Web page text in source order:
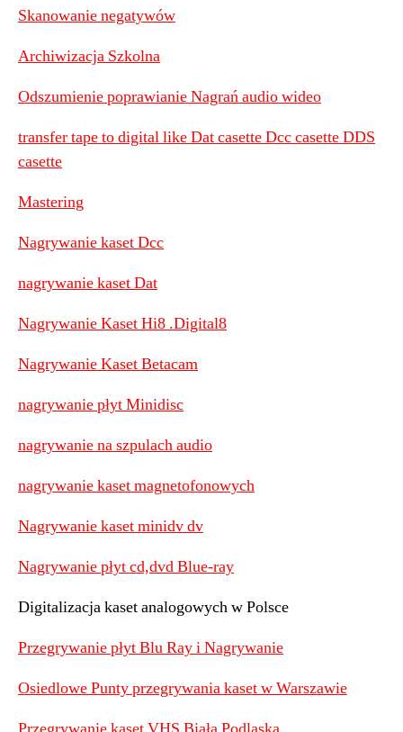
Skanowanie negatywów
Archiwizacja Szkolna
Odszumienie poprawianie Nagrań audio wideo
transfer tape to digital like Dat casette Dcc casette DDS
casette
Mastering
Nagrywanie kaset Dcc
nagrywanie kaset Dat
Nagrywanie Kaset Hi8 .Digital8
Nagrywanie Kaset Betacam
nagrywanie płyt Minidisc
nagrywanie na szpulach audio
nagrywanie kaset magnetofonowych
Nagrywanie kaset minidv dv
Nagrywanie płyt cd,dvd Blue-ray
Digitalizacja kaset analogowych w Polsce
Przegrywanie płyt Blu Ray i Nagrywanie
Osiedlowe Punty przegrywania kaset w Warszawie